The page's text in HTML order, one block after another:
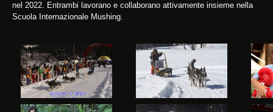
nel 2022. Entrambi lavorano e collaborano attivamente insieme nella
Scuola Internazionale Mushing.